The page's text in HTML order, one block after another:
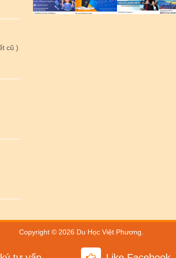
cũ )
Copyright © 2026 Du Học Việt Phương